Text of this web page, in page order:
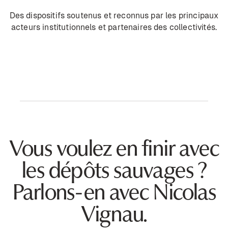
Des dispositifs soutenus et reconnus par les principaux
acteurs institutionnels et partenaires des collectivités.
Vous voulez en finir avec
les dépôts sauvages ?
Parlons-en avec Nicolas
Vignau.